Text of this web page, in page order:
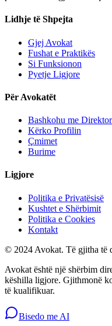
Lidhje të Shpejta
Gjej Avokat
Fushat e Praktikës
Si Funksionon
Pyetje Ligjore
Për Avokatët
Bashkohu me
Kërko Profilin
Çmimet
Burime
Ligjore
Politika e Privatësisë
Kushtet e Shërbimit
Politika e Cookies
Kontakt
© 2024 Avokat. Të gjitha të
Avokat është një shërbim
këshilla ligjore. Gjithmonë
të kualifikuar.
Bisedo me AI